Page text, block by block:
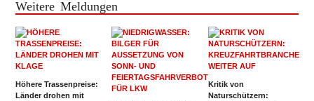
Weitere Meldungen
Höhere Trassenpreise:
Länder drohen mit
Kritik von
Naturschützern: